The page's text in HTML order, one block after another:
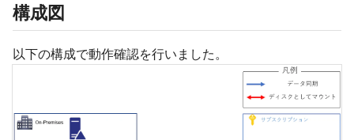
構成図
以下の構成で動作確認を行いました。